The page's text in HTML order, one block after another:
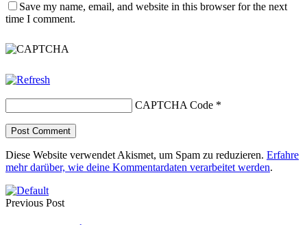
Save my name, email, and website in this browser for the next
time I comment.
CAPTCHA Code *
Diese Website verwendet Akismet, um Spam zu reduzieren. Erfahre
mehr darüber, wie deine Kommentardaten verarbeitet werden.
Previous Post